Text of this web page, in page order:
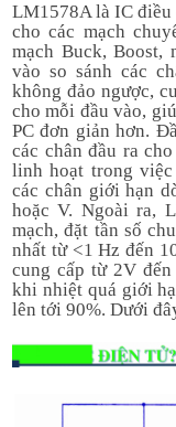
LM1578A là IC điều
cho các mạch
mạch Buck, Boost,
vào so sánh các
không đảo ngược,
cho mỗi đầu vào,
PC đơn giản hơn.
các chân đầu ra
linh hoạt trong
các chân giới hạn
hoặc V. Ngoài ra,
mạch, đặt tần số
nhất từ <1 Hz đến
cung cấp từ 2V
khi nhiệt quá giới
lên tới 90%. Dưới